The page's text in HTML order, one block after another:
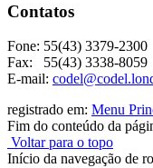
Contatos
Fone: 55(43) 3379-2300
Fax: 55(43) 3338-8059
E-mail:
registrado em: Menu
Fim do conteúdo da
Voltar para o topo
Início da navegação de